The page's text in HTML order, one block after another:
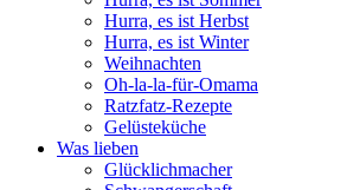
Hurra, es ist Herbst
Hurra, es ist Winter
Weihnachten
Oh-la-la-für-Omama
Ratzfatz-Rezepte
Gelüsteküche
Was lieben
Glücklichmacher